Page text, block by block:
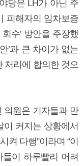
당은 LH가 아닌 주
피해자의 임차보증
수’ 방안을 주장했
’과 큰 차이가 없는
처리에 합의한 것으
의원은 기자들과 만
이 커지는 상황에서
켜 다행”이라며 “이
이 하루빨리 어려